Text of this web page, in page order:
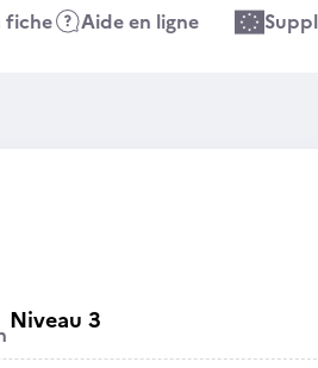
fiche Aide en ligne
Niveau 3